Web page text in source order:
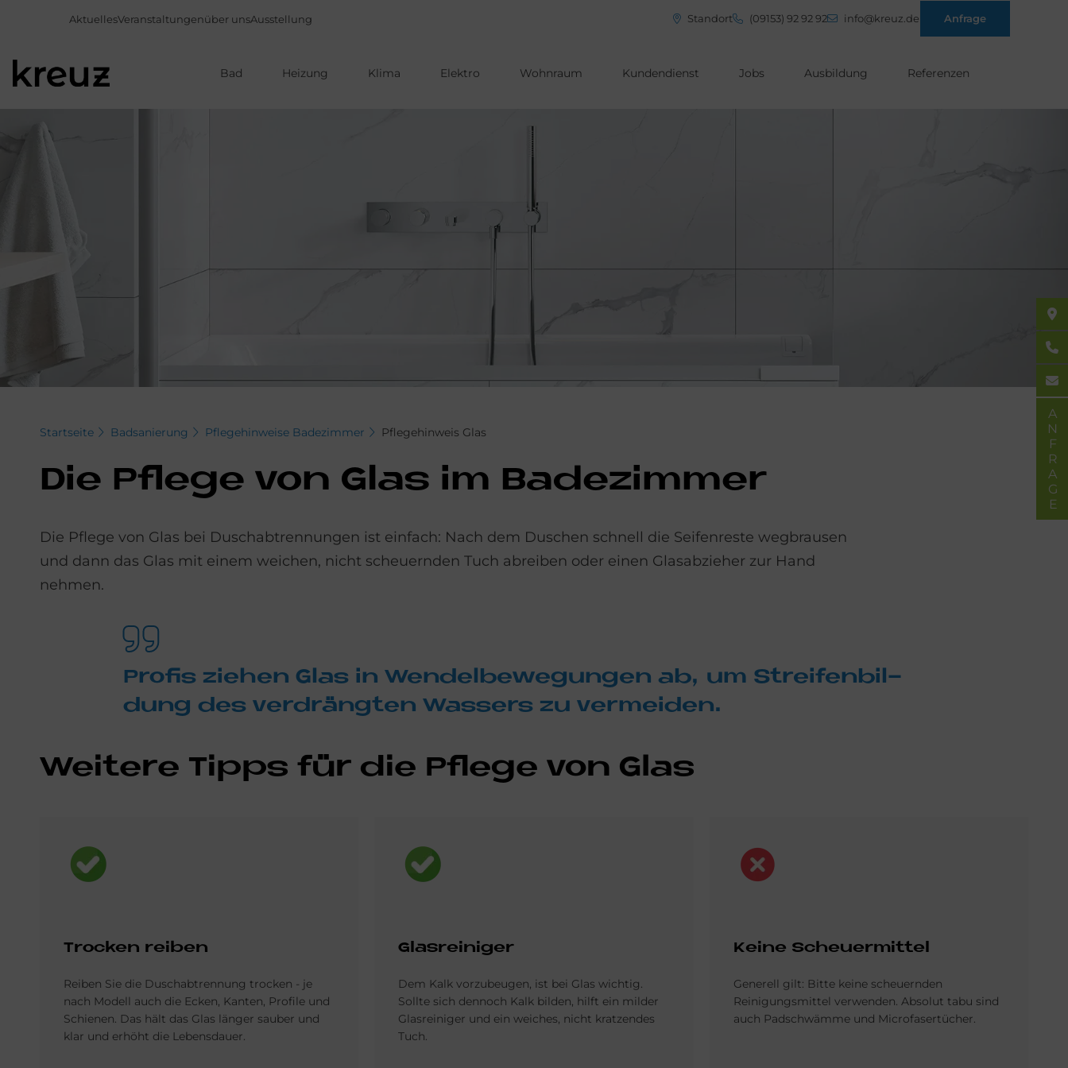
AktuellesVeranstaltungenüber unsAusstellung Standort (09153) 92 92 92 info@kreuz.de Anfrage
Bad Heizung Klima Elektro Wohnraum Kundendienst Jobs Ausbildung Referenzen
Startseite Badsanierung Pflegehinweise Badezimmer Pflegehinweis Glas
Die Pfle­ge von Glas im Ba­de­zim­mer
Die Pflege von Glas bei Duschabtrennungen ist einfach: Nach dem Duschen schnell die Seifenreste wegbrausen
und dann das Glas mit einem weichen, nicht scheuernden Tuch abreiben oder einen Glasabzieher zur Hand
nehmen.
Pro­fis zie­hen Glas in Wen­del­be­we­gun­gen ab, um Strei­fen­bil­
dung des ver­dräng­ten Was­sers zu ver­mei­den.
Wei­te­re Tipps für die Pfle­ge von Glas
Bild
Trocken rei­ben
Reiben Sie die Duschabtrennung trocken - je
nach Modell auch die Ecken, Kanten, Profile und
Schienen. Das hält das Glas länger sauber und
klar und erhöht die Lebensdauer.
Bild
Glas­rei­ni­ger
Dem Kalk vor­zu­beugen, ist bei Glas wichtig.
Sollte sich den­noch Kalk bil­den, hilft ein milder
Glas­reiniger und ein weiches, nicht kratzen­des
Tuch.
Bild
Kei­ne Scheu­er­mit­tel
Generell gilt: Bitte keine scheuern­den
Reinigungs­mittel verwenden. Absolut tabu sind
auch Pad­schwämme und Micro­fasertücher.
ANFRAGE